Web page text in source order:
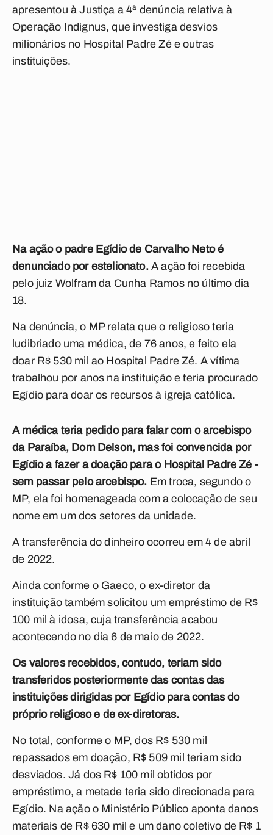
apresentou à Justiça a 4ª denúncia relativa à
Operação Indignus, que investiga desvios
milionários no Hospital Padre Zé e outras
instituições.
Na ação o padre Egídio de Carvalho Neto é
denunciado por estelionato.A ação foi recebida
pelo juiz Wolfram da Cunha Ramos no último dia
18.
Na denúncia, o MP relata que o religioso teria
ludibriado uma médica, de 76 anos, e feito ela
doar R$ 530 mil ao Hospital Padre Zé. A vítima
trabalhou por anos na instituição e teria procurado
Egídio para doar os recursos à igreja católica.
A médica teria pedido para falar com o arcebispo
da Paraíba, Dom Delson, mas foi convencida por
Egídio a fazer a doação para o Hospital Padre Zé -
sem passar pelo arcebispo. Em troca, segundo o
MP, ela foi homenageada com a colocação de seu
nome em um dos setores da unidade.
A transferência do dinheiro ocorreu em 4 de abril
de 2022.
Ainda conforme o Gaeco, o ex-diretor da
instituição também solicitou um empréstimo de R$
100 mil à idosa, cuja transferência acabou
acontecendo no dia 6 de maio de 2022.
Os valores recebidos, contudo, teriam sido
transferidos posteriormente das contas das
instituições dirigidas por Egídio para contas do
próprio religioso e de ex-diretoras.
No total, conforme o MP, dos R$ 530 mil
repassados em doação, R$ 509 mil teriam sido
desviados. Já dos R$ 100 mil obtidos por
empréstimo, a metade teria sido direcionada para
Egídio. Na ação o Ministério Público aponta danos
materiais de R$ 630 mil e um dano coletivo de R$ 1